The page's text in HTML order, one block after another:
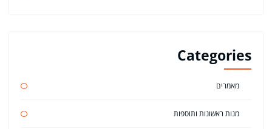
Categories
מאמרים
מנות ראשונות ותוספות